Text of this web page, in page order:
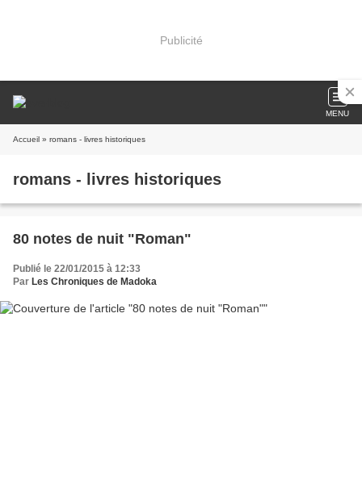
Publicité
MENU
Accueil » romans - livres historiques
romans - livres historiques
80 notes de nuit "Roman"
Publié le 22/01/2015 à 12:33
Par Les Chroniques de Madoka